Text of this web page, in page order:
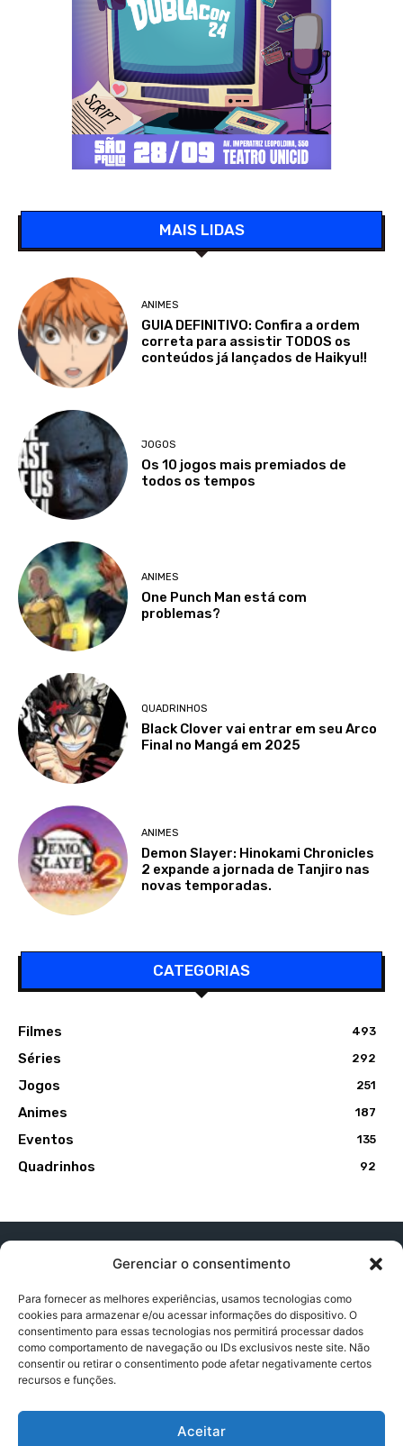
Gerenciar o consentimento
Para fornecer as melhores experiências, usamos tecnologias como
cookies para armazenar e/ou acessar informações do dispositivo. O
consentimento para essas tecnologias nos permitirá processar dados
como comportamento de navegação ou IDs exclusivos neste site. Não
consentir ou retirar o consentimento pode afetar negativamente certos
recursos e funções.
Aceitar
MAIS LIDAS
ANIMES
GUIA DEFINITIVO: Confira a ordem
correta para assistir TODOS os
conteúdos já lançados de Haikyu!!
JOGOS
Os 10 jogos mais premiados de
todos os tempos
ANIMES
One Punch Man está com
problemas?
QUADRINHOS
Black Clover vai entrar em seu Arco
Final no Mangá em 2025
ANIMES
Demon Slayer: Hinokami Chronicles
2 expande a jornada de Tanjiro nas
novas temporadas.
CATEGORIAS
Filmes 493
Séries 292
Jogos 251
Animes 187
Eventos 135
Quadrinhos 92
Contato:contatopapogeek@gmail.com
Política de Privacidade